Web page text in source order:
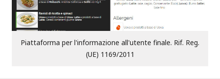
Piattaforma per l'informazione all'utente finale. Rif. Reg.
(UE) 1169/2011